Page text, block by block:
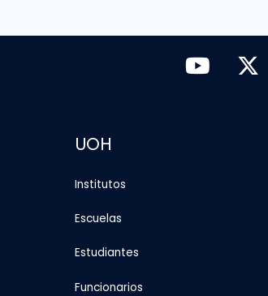
UOH
Institutos
Escuelas
Estudiantes
Funcionarios